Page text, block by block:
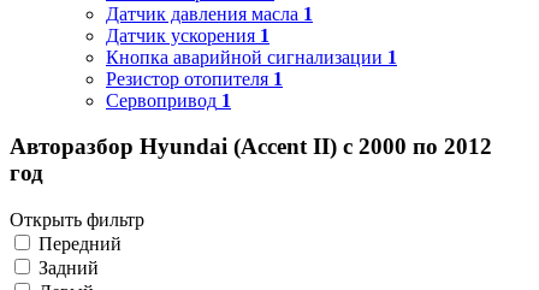
Датчик давления масла 1
Датчик ускорения 1
Кнопка аварийной сигнализации 1
Резистор отопителя 1
Сервопривод 1
Авторазбор Hyundai (Accent II) с 2000 по 2012
год
Открыть фильтр
Передний
Задний